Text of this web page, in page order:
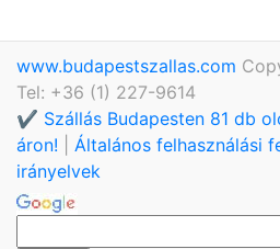
www.budapestszallas.com
Tel: +36 (1) 227-9614
✔️ Szállás Budapesten 81 db
áron!
Általános felhasználási
irányelvek